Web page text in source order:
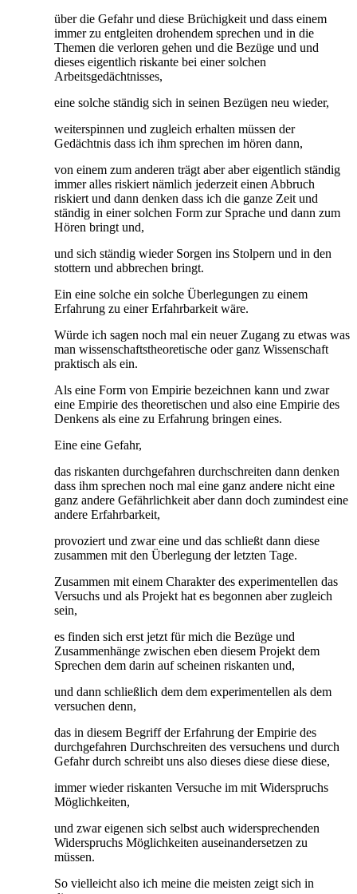
über die Gefahr und diese Brüchigkeit und dass einem
immer zu entgleiten drohendem sprechen und in die
Themen die verloren gehen und die Bezüge und und
dieses eigentlich riskante bei einer solchen
Arbeitsgedächtnisses,
eine solche ständig sich in seinen Bezügen neu wieder,
weiterspinnen und zugleich erhalten müssen der
Gedächtnis dass ich ihm sprechen im hören dann,
von einem zum anderen trägt aber aber eigentlich ständig
immer alles riskiert nämlich jederzeit einen Abbruch
riskiert und dann denken dass ich die ganze Zeit und
ständig in einer solchen Form zur Sprache und dann zum
Hören bringt und,
und sich ständig wieder Sorgen ins Stolpern und in den
stottern und abbrechen bringt.
Ein eine solche ein solche Überlegungen zu einem
Erfahrung zu einer Erfahrbarkeit wäre.
Würde ich sagen noch mal ein neuer Zugang zu etwas was
man wissenschaftstheoretische oder ganz Wissenschaft
praktisch als ein.
Als eine Form von Empirie bezeichnen kann und zwar
eine Empirie des theoretischen und also eine Empirie des
Denkens als eine zu Erfahrung bringen eines.
Eine eine Gefahr,
das riskanten durchgefahren durchschreiten dann denken
dass ihm sprechen noch mal eine ganz andere nicht eine
ganz andere Gefährlichkeit aber dann doch zumindest eine
andere Erfahrbarkeit,
provoziert und zwar eine und das schließt dann diese
zusammen mit den Überlegung der letzten Tage.
Zusammen mit einem Charakter des experimentellen das
Versuchs und als Projekt hat es begonnen aber zugleich
sein,
es finden sich erst jetzt für mich die Bezüge und
Zusammenhänge zwischen eben diesem Projekt dem
Sprechen dem darin auf scheinen riskanten und,
und dann schließlich dem dem experimentellen als dem
versuchen denn,
das in diesem Begriff der Erfahrung der Empirie des
durchgefahren Durchschreiten des versuchens und durch
Gefahr durch schreibt uns also dieses diese diese diese,
immer wieder riskanten Versuche im mit Widerspruchs
Möglichkeiten,
und zwar eigenen sich selbst auch widersprechenden
Widerspruchs Möglichkeiten auseinandersetzen zu
müssen.
So vielleicht also ich meine die meisten zeigt sich in